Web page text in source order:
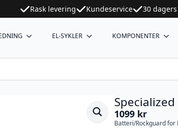
Rask levering Kundeservice 30
EL-SYKLER KOMPONENTER
1099 kr
Batteri/Rockguard for